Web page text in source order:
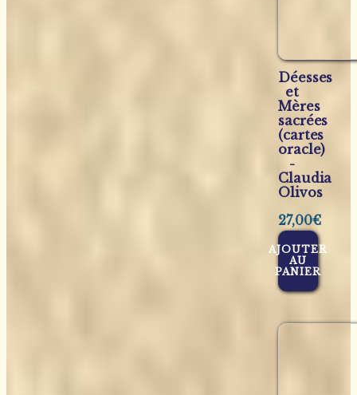
Déesses
et
Mères
sacrées
(cartes
oracle)
-
Claudia
Olivos
27,00€
AJOUTER
AU
PANIER